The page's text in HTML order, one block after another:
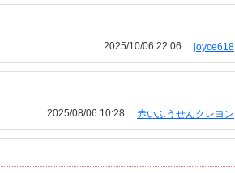
joyce618
2025/10/06 22:06
赤いふうせんクレヨン
2025/08/06 10:28